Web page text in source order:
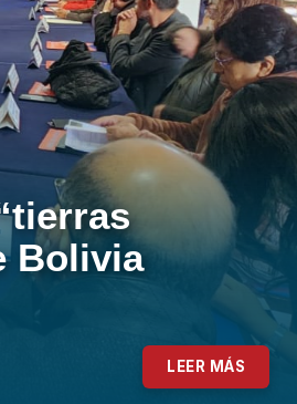
Bolivia
LEER MÁS